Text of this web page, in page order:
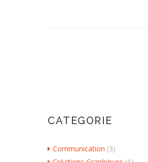
CATEGORIE
Communication (3)